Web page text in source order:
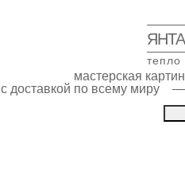
тепло
мастерская
с доставкой по всему миру